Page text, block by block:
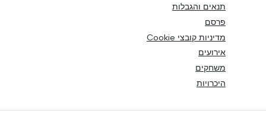
תנאים והגבלות
פרסם
מדיניות קובצי Cookie
אירועים
משחקים
היכרויות